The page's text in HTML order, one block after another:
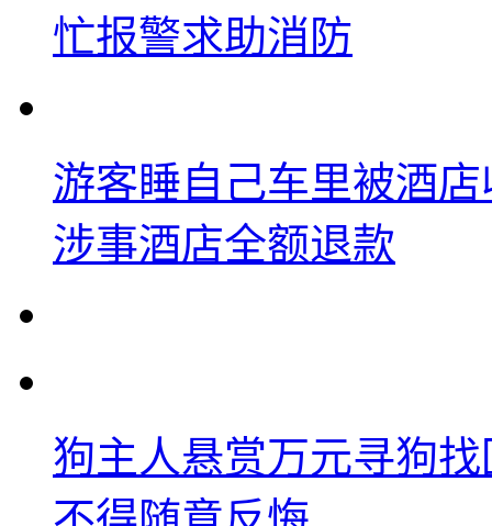
忙报警求助消防
游客睡自己车里被酒
涉事酒店全额退款
狗主人悬赏万元寻狗